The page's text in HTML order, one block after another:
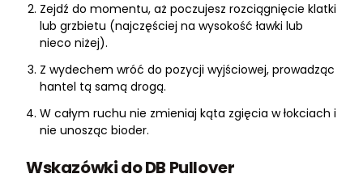
Zejdź do momentu, aż poczujesz rozciągnięcie klatki
lub grzbietu (najczęściej na wysokość ławki lub
nieco niżej).
Z wydechem wróć do pozycji wyjściowej, prowadząc
hantel tą samą drogą.
W całym ruchu nie zmieniaj kąta zgięcia w łokciach i
nie unosząc bioder.
Wskazówki do DB Pullover